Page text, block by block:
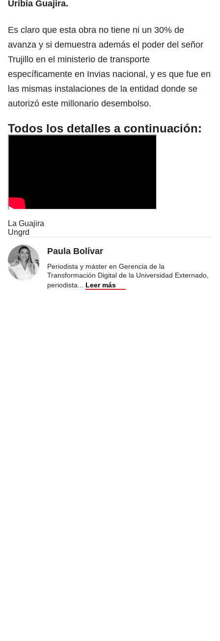
Uribia Guajira.
Es claro que esta obra no tiene ni un 30% de
avanza y si demuestra además el poder del señor
Trujillo en el ministerio de transporte
específicamente en Invias nacional, y es que fue en
las mismas instalaciones de la entidad donde se
autorizó este millonario desembolso.
Todos los detalles a continuación:
La Guajira
Ungrd
Paula Bolívar
Periodista y máster en Gerencia de la
Transformación Digital de la Universidad Externado,
periodista
Leer más